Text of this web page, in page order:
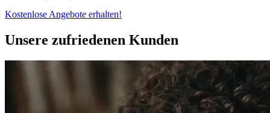
Kostenlose Angebote erhalten!
Unsere zufriedenen Kunden